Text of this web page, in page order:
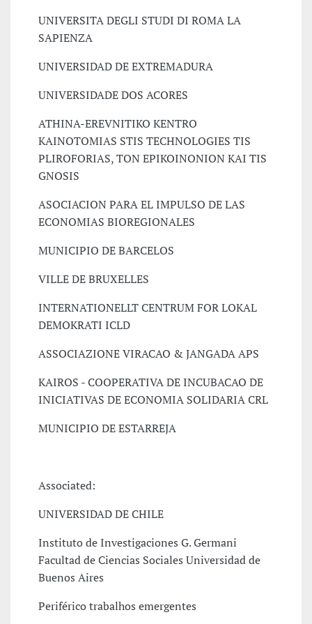
UNIVERSITA DEGLI STUDI DI ROMA LA
SAPIENZA
UNIVERSIDAD DE EXTREMADURA
UNIVERSIDADE DOS ACORES
ATHINA-EREVNITIKO KENTRO
KAINOTOMIAS STIS TECHNOLOGIES TIS
PLIROFORIAS, TON EPIKOINONION KAI TIS
GNOSIS
ASOCIACION PARA EL IMPULSO DE LAS
ECONOMIAS BIOREGIONALES
MUNICIPIO DE BARCELOS
VILLE DE BRUXELLES
INTERNATIONELLT CENTRUM FOR LOKAL
DEMOKRATI ICLD
ASSOCIAZIONE VIRACAO & JANGADA APS
KAIROS - COOPERATIVA DE INCUBACAO DE
INICIATIVAS DE ECONOMIA SOLIDARIA CRL
MUNICIPIO DE ESTARREJA
Associated:
UNIVERSIDAD DE CHILE
Instituto de Investigaciones G. Germani
Facultad de Ciencias Sociales Universidad de
Buenos Aires
Periférico trabalhos emergentes